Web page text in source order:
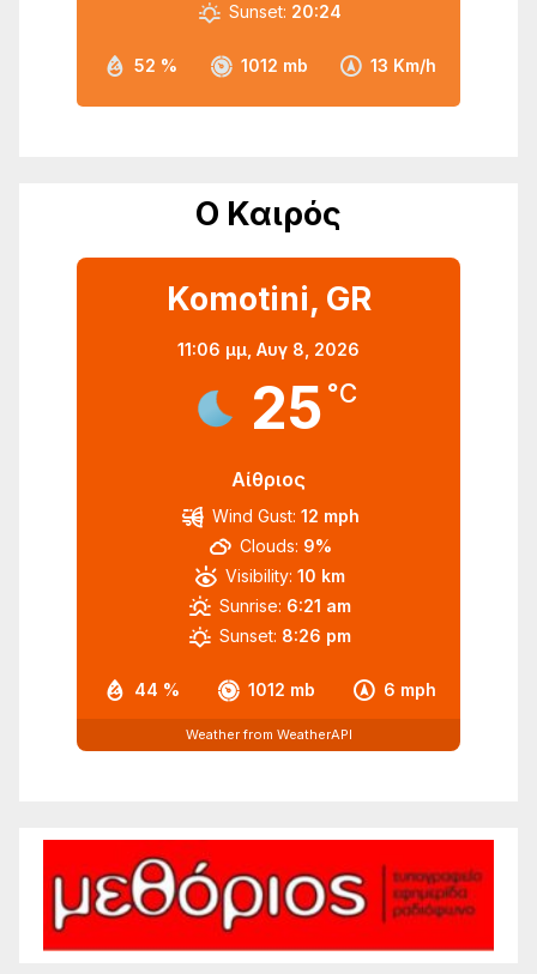
52 % 1012 mb 13 Km/h
Sunset: 20:24
Ο Καιρός
Komotini, GR
11:06 μμ, Αυγ 8, 2026
25 °C
Αίθριος
44 % 1012 mb 6 mph
Wind Gust: 12 mph
Clouds: 9%
Visibility: 10 km
Sunrise: 6:21 am
Sunset: 8:26 pm
Weather from WeatherAPI